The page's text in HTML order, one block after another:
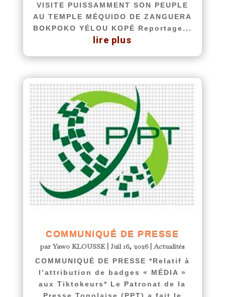
VISITE PUISSAMMENT SON PEUPLE
AU TEMPLE MÉQUIDO DE ZANGUERA
BOKPOKO YÉLOU KOPÉ Reportage...
lire plus
COMMUNIQUÉ DE PRESSE
parYawo KLOUSSE |Juil 16, 2026|Actualités
COMMUNIQUÉ DE PRESSE *Relatif à
l’attribution de badges « MÉDIA »
aux Tiktokeurs* Le Patronat de la